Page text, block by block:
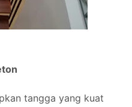
tangga yang kuat